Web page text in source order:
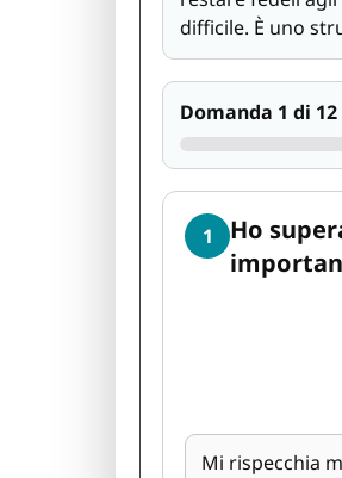
difficile. È uno
Domanda 1 di 12
1
Ho
Mi rispecchia